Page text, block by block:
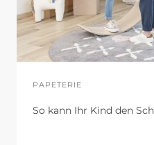
PAPETERIE
So kann Ihr Kind den